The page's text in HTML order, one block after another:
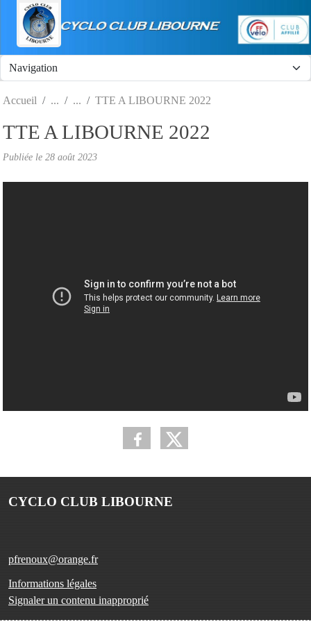
Accueil TTE A LIBOURNE 2022
TTE A LIBOURNE 2022
Publiée le 28 août 2023
CYCLO CLUB LIBOURNE
pfrenoux@orange.fr
Informations légales
Signaler un contenu inapproprié
Panneau de gestion des cookies